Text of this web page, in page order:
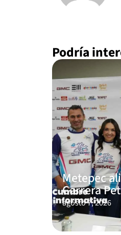
Podría
Metepec
Carrera
agosto 7, 2026